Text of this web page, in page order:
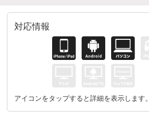
対応情報
アイコンをタップすると詳細を表示します。